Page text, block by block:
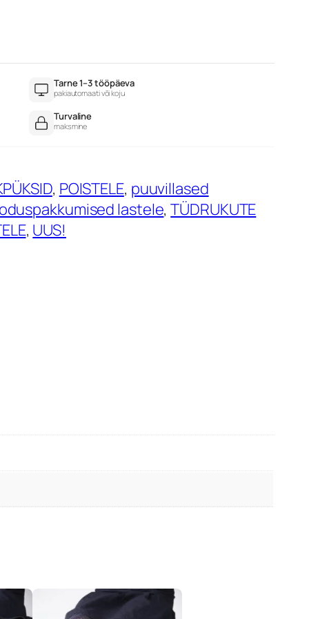
Tarne 1–3 tööpäeva
pakiautomaati või koju
Turvaline
maksmine
, POISTELE, puuvillased
lastele, TÜDRUKUTE
, UUS!